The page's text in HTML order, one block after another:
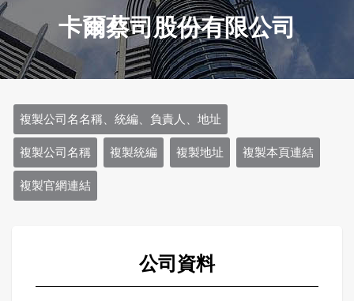
卡爾蔡司股份有限公司
複製公司名名稱、統編、負責人、地址
複製公司名稱 複製統編 複製地址 複製本頁連結
複製官網連結
公司資料